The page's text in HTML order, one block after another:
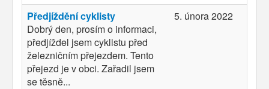
Předjíždění cyklisty
Dobrý den, prosím o informaci,
předjíždel jsem cyklistu před
železničním přejezdem. Tento
přejezd je v obci. Zařadil jsem
se těsně...
5. února 2022